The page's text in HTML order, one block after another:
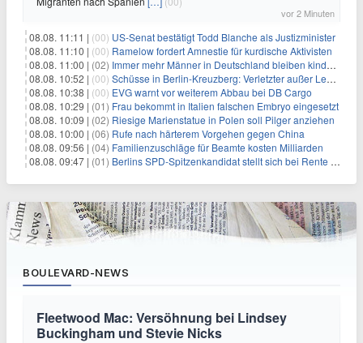
vor 2 Minuten
08.08. 11:11 | (00) US-Senat bestätigt Todd Blanche als Justizminister
08.08. 11:10 | (00) Ramelow fordert Amnestie für kurdische Aktivisten
08.08. 11:00 | (02) Immer mehr Männer in Deutschland bleiben kinderlos
08.08. 10:52 | (00) Schüsse in Berlin-Kreuzberg: Verletzter außer Lebensgefahr
08.08. 10:38 | (00) EVG warnt vor weiterem Abbau bei DB Cargo
08.08. 10:29 | (01) Frau bekommt in Italien falschen Embryo eingesetzt
08.08. 10:09 | (02) Riesige Marienstatue in Polen soll Pilger anziehen
08.08. 10:00 | (06) Rufe nach härterem Vorgehen gegen China
08.08. 09:56 | (04) Familienzuschläge für Beamte kosten Milliarden
08.08. 09:47 | (01) Berlins SPD-Spitzenkandidat stellt sich bei Rente mit 63 quer
BOULEVARD-NEWS
Fleetwood Mac: Versöhnung bei Lindsey
Buckingham und Stevie Nicks